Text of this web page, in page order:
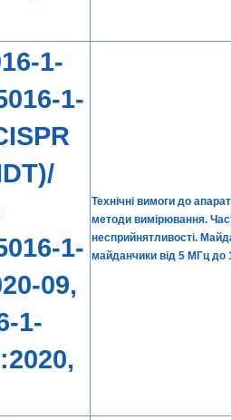
1-
1-
1-
09,
1-
Технічні вимоги до
методи вимірювання.
несприйнятливості.
майданчики від 5 МГц до